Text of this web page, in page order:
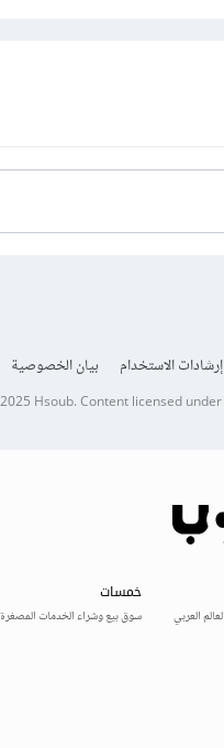
إرشادات الاستخدام بيان الخصوصية
Hsoub.Content licensed under